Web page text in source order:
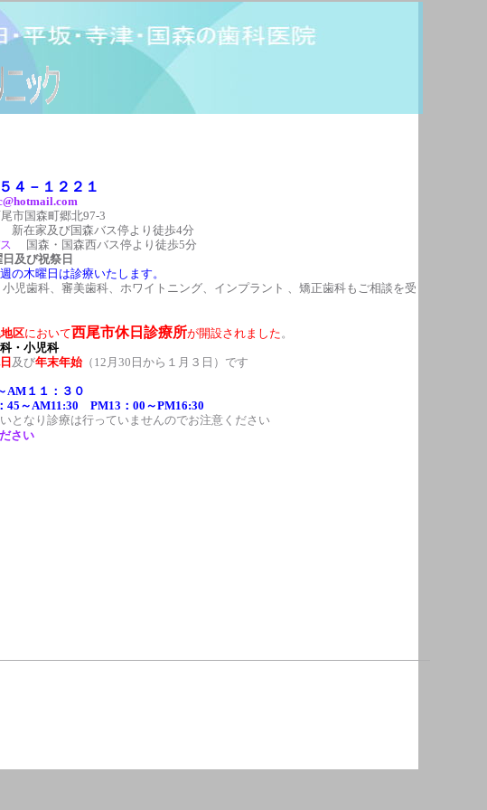
４－１２２１
市国森町郷北97-3
新在家及び国森バス停より徒歩4分
国森・国森西バス停より徒歩5分
及び祝祭日
の木曜日は診療いたします。
児歯科、審美歯科、ホワイトニング、インプラント 、矯正歯科もご相談を受
区において西尾市休日診療所が開設されました。
・小児科
及び年末年始 （12月30日から１月３日）です
AM１１：３０
45～AM11:30 PM13：00～PM16:30
となり診療は行っていませんのでお注意ください
さい